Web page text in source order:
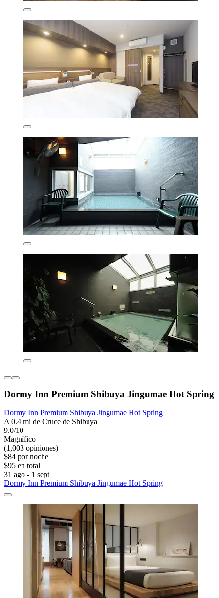
Dormy Inn Premium Shibuya Jingumae Hot Spring
Dormy Inn Premium Shibuya Jingumae Hot Spring
A 0.4 mi de Cruce de Shibuya
9.0/10
Magnífico
(1,003 opiniones)
$84 por noche
$95 en total
31 ago - 1 sept
Dormy Inn Premium Shibuya Jingumae Hot Spring